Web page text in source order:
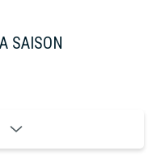
SAISON